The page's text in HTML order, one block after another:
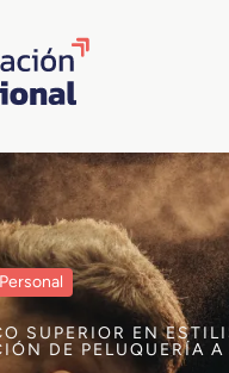
SUPERIOR EN
DE PELUQUERÍA